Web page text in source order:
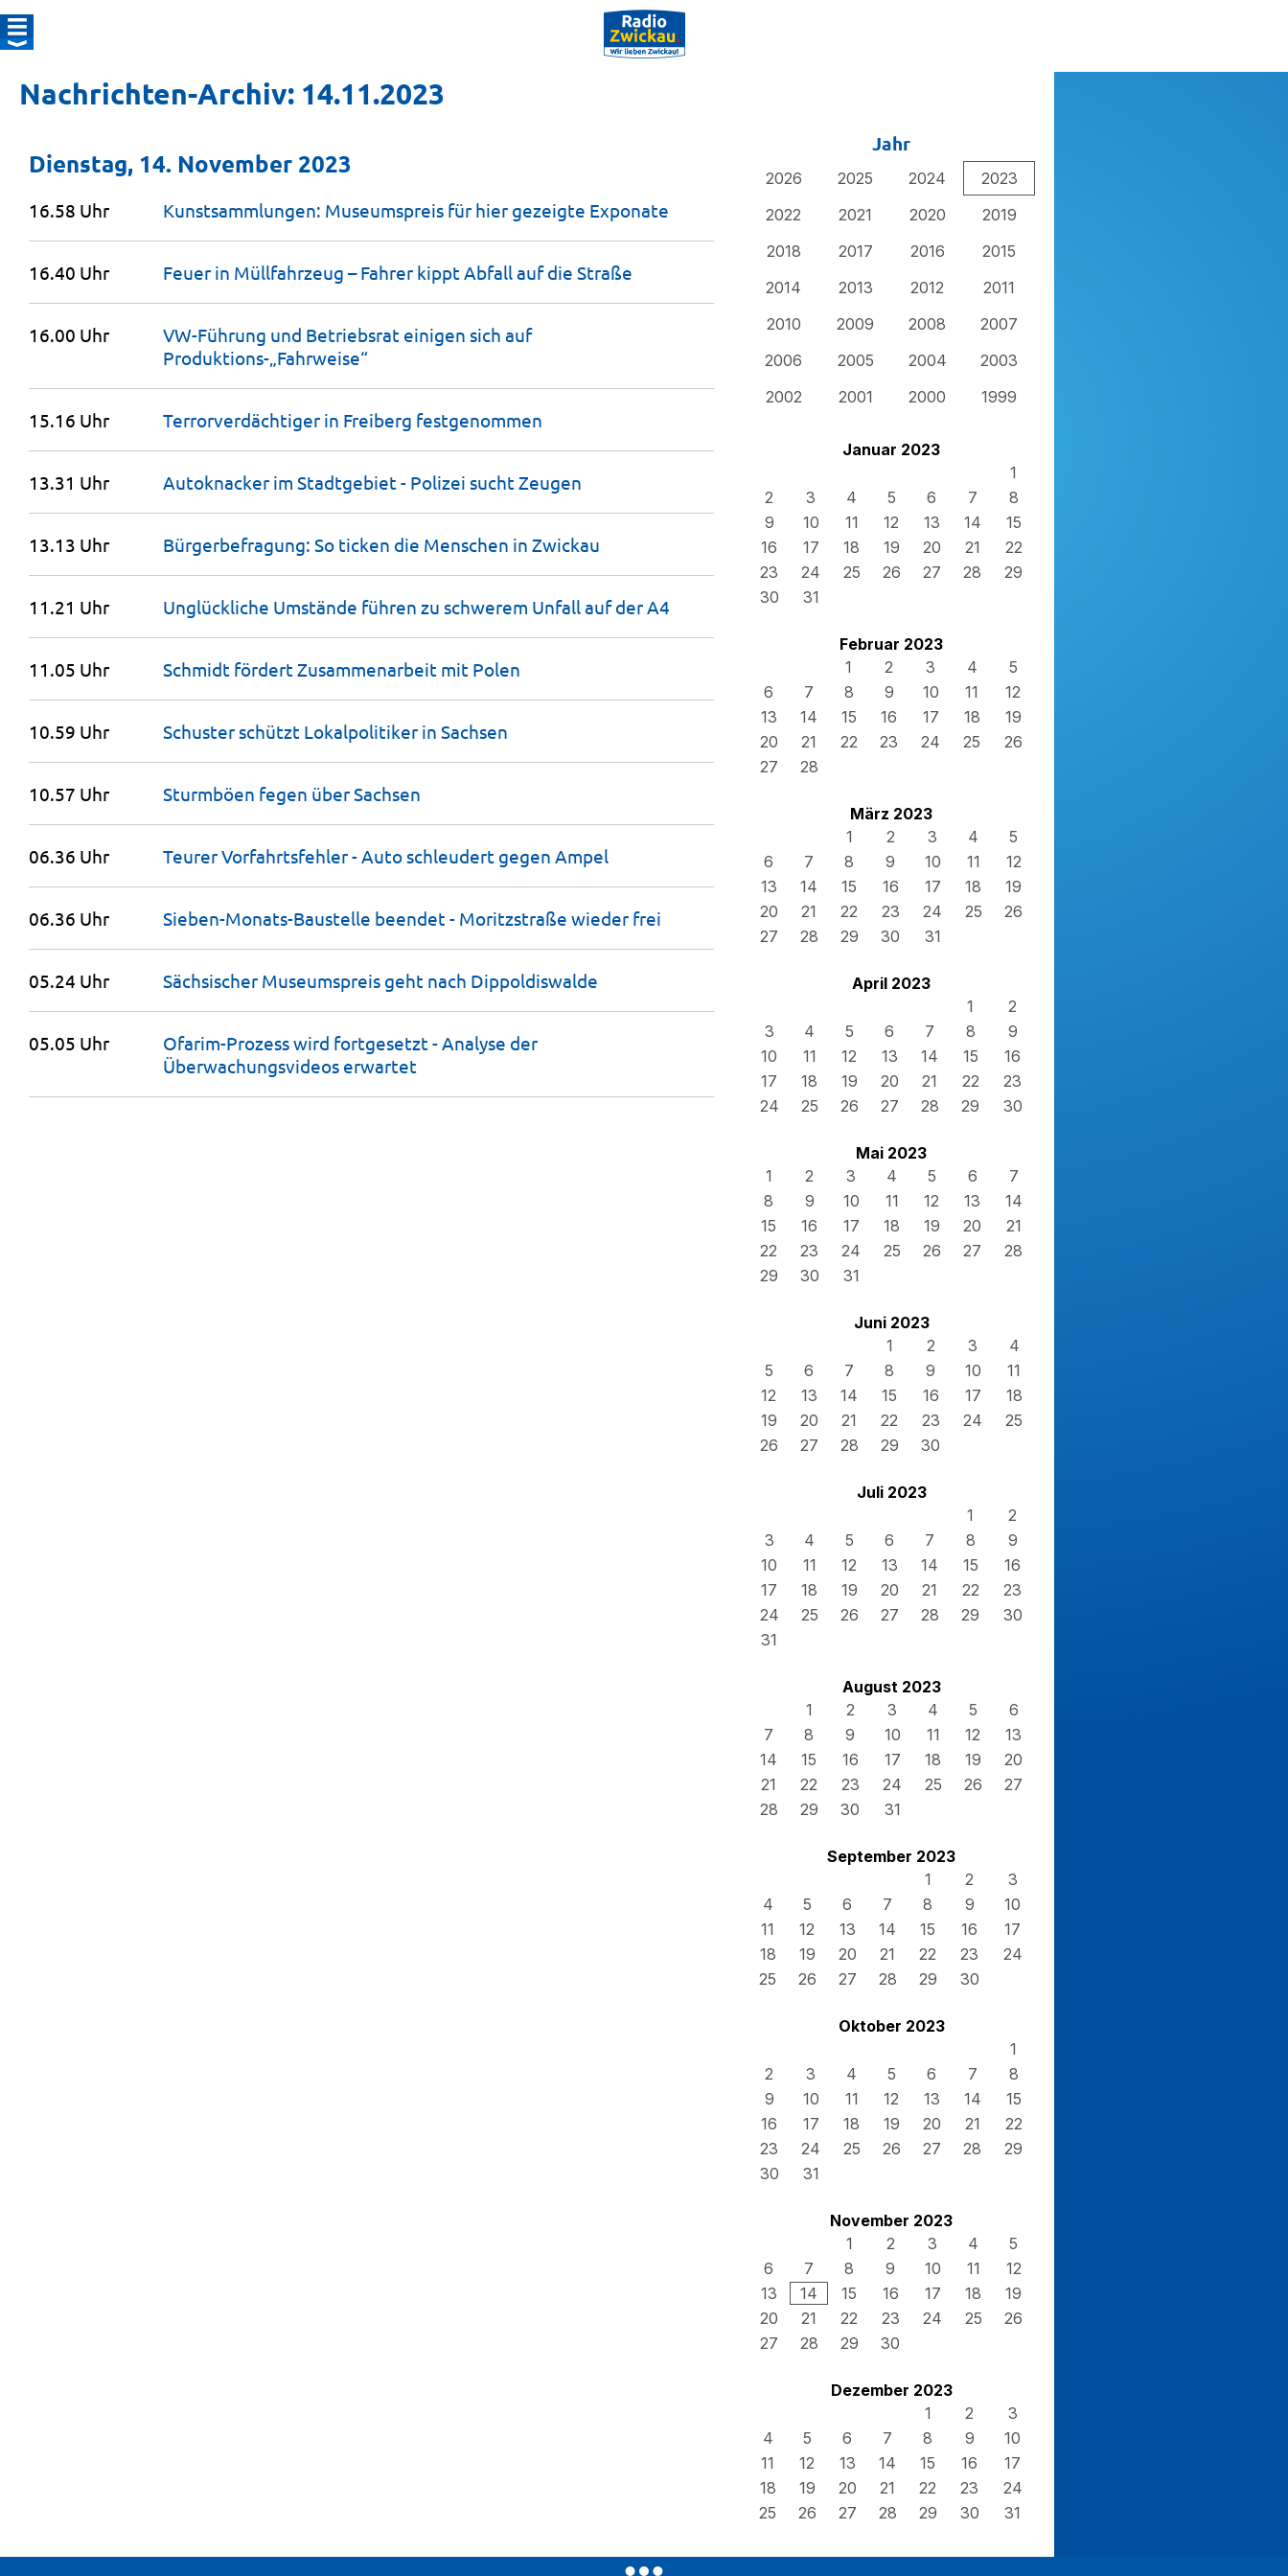
Nachrichten-Archiv: 14.11.2023
Jahr
2026 2025 2024
2023
2022
2021 2020
2019
2018
2017 2016
2015
2014
2013 2012
2011
2010
2009 2008
2007
2006
2005 2004
2003
2002
2001 2000 1999
Januar 2023
1
2
3 4 5 6 7
8
9
10 11 12 13 14
15
16
17 18 19 20 21
22
23
24 25 26 27 28
29
30
31
Februar 2023
1
2 3 4
5
6
7 8 9 10 11
12
13
14 15 16 17 18
19
20
21 22 23 24 25
26
27
28
März 2023
1
2 3 4
5
6
7 8 9 10 11
12
13
14 15 16 17 18
19
20
21 22 23 24 25
26
27
28 29 30 31
April 2023
1
2
3
4 5 6 7 8
9
10
11 12 13 14 15
16
17
18 19 20 21 22
23
24
25 26 27 28 29 30
Mai 2023
1
2 3 4 5 6
7
8
9 10 11 12 13
14
15
16 17 18 19 20
21
22
23 24 25 26 27
28
29
30 31
Juni 2023
1
2 3
4
5
6 7 8 9 10
11
12
13 14 15 16 17
18
19
20 21 22 23 24
25
26
27 28 29 30
Juli 2023
1
2
3
4 5 6 7 8
9
10
11 12 13 14 15
16
17
18 19 20 21 22
23
24
25 26 27 28 29
30
31
August 2023
1
2 3 4 5
6
7
8 9 10 11 12
13
14
15 16 17 18 19
20
21
22 23 24 25 26
27
28
29 30 31
September 2023
1
2
3
4
5 6 7 8 9
10
11
12 13 14 15 16
17
18
19 20 21 22 23
24
25
26 27 28 29 30
Oktober 2023
1
2
3 4 5 6 7
8
9
10 11 12 13 14
15
16
17 18 19 20 21
22
23
24 25 26 27 28
29
30
31
November 2023
1
2 3 4
5
6
7 8 9 10 11
12
13
14 15 16 17 18
19
20
21 22 23 24 25
26
27
28 29 30
Dezember 2023
1
2
3
4
5 6 7 8 9
10
11
12 13 14 15 16
17
18
19 20 21 22 23
24
25
26 27 28 29 30 31
Dienstag, 14. November 2023
16.58 Uhr Kunstsammlungen: Museumspreis für hier gezeigte Exponate
16.40 Uhr Feuer in Müllfahrzeug – Fahrer kippt Abfall auf die Straße
16.00 Uhr
VW-Führung und Betriebsrat einigen sich auf
Produktions-„Fahrweise“
15.16 Uhr Terrorverdächtiger in Freiberg festgenommen
13.31 Uhr Autoknacker im Stadtgebiet - Polizei suchtZeugen
13.13 Uhr Bürgerbefragung: So ticken die Menschen in Zwickau
11.21 Uhr Unglückliche Umstände führen zu schwerem Unfall auf derA4
11.05 Uhr Schmidt fördert Zusammenarbeit mit Polen
10.59 Uhr Schuster schützt Lokalpolitiker in Sachsen
10.57 Uhr Sturmböen fegen überSachsen
06.36 Uhr Teurer Vorfahrtsfehler - Auto schleudert gegen Ampel
06.36 Uhr Sieben-Monats-Baustelle beendet - Moritzstraße wieder frei
05.24 Uhr Sächsischer Museumspreis geht nach Dippoldiswalde
05.05 Uhr
Ofarim-Prozess wird fortgesetzt - Analyse der
Überwachungsvideos erwartet